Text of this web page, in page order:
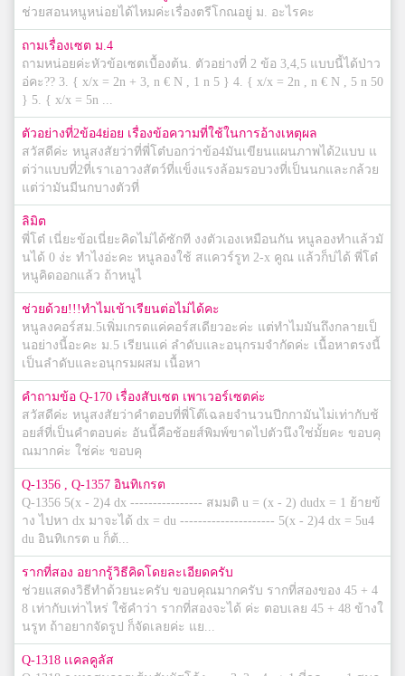
ช่วยสอนหนูหน่อยได้ไหมค่ะเรื่องตรีโกณอยู่ ม. อะไรคะ
ถามเรื่องเซต ม.4
ถามหน่อยค่ะหัวข้อเซตเบื้องต้น. ตัวอย่างที่ 2 ข้อ 3,4,5 แบบนี้ได้ป่าว
อ่คะ?? 3. { x/x = 2n + 3, n € N , 1 n 5 } 4. { x/x = 2n , n € N , 5 n 50
} 5. { x/x = 5n ...
ตัวอย่างที่2ข้อ4ย่อย เรื่องข้อความที่ใช้ในการอ้างเหตุผล
สวัสดีค่ะ หนูสงสัยว่าที่พี่โต๋บอกว่าข้อ4มันเขียนแผนภาพได้2แบบ แ
ต่ว่าแบบที่2ที่เราเอาวงสัตว์ที่แข็งแรงล้อมรอบวงที่เป็นนกและกล้วย
แต่ว่ามันมีนกบางตัวที่
ลิมิต
พี่โต๋ เนี่ยะข้อเนี่ยะคิดไม่ได้ซักที งงตัวเองเหมือนกัน หนูลองทำแล้วมั
นได้ 0 ง่ะ ทำไงอ่ะคะ หนูลองใช้ สแควร์รูท 2-x คูณ แล้วก็บ่ได้ พี่โต๋
หนูคิดออกแล้ว ถ้าหนูไ
ช่วยด้วย!!!ทำไมเข้าเรียนต่อไม่ได้คะ
หนูลงคอร์สม.5เพิ่มเกรดแค่คอร์สเดียวอะค่ะ แต่ทำไมมันถึงกลายเป็
นอย่างนี้อะคะ ม.5 เรียนแค่ ลำดับและอนุกรมจำกัดค่ะ เนื้อหาตรงนี้
เป็นลำดับและอนุกรมผสม เนื้อหา
คำถามข้อ Q-170 เรื่องสับเซต เพาเวอร์เซตค่ะ
สวัสดีค่ะ หนูสงสัยว่าคำตอบที่พี่โต๊เฉลยจำนวนปีกกามันไม่เท่ากับช้
อยส์ที่เป็นคำตอบค่ะ อันนี้คือช้อยส์พิมพ์ขาดไปตัวนึงใช่มั้ยคะ ขอบคุ
ณมากค่ะ ใช่ค่ะ ขอบคุ
Q-1356 , Q-1357 อินทิเกรต
Q-1356 5(x - 2)4 dx ---------------- สมมติ u = (x - 2) dudx = 1 ย้ายข้
าง ไปหา dx มาจะได้ dx = du --------------------- 5(x - 2)4 dx = 5u4
du อินทิเกรต u ก็ต้...
รากที่สอง อยากรู้วิธีคิดโดยละเอียดครับ
ช่วยแสดงวิธีทำด้วยนะครับ ขอบคุณมากครับ รากที่สองของ 45 + 4
8 เท่ากับเท่าไหร่ ใช้คำว่า รากที่สองจะได้ ค่ะ ตอบเลย 45 + 48 ข้างใ
นรูท ถ้าอยากจัดรูป ก็จัดเลยค่ะ แย...
Q-1318 เเคลคูลัส